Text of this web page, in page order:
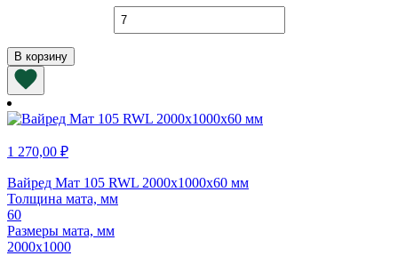
Количество
товара
мм
В корзину
1 270,00 ₽
Вайред Мат 105 RWL 2000х1000х60 мм
Толщина мата, мм
60
Размеры мата, мм
2000х1000